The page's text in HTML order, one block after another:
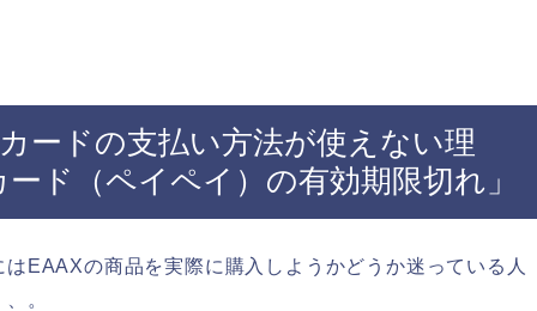
ードの支払い方法が使えない理
ド（ペイペイ）の有効期限切れ」
EAAXの商品を実際に購入しようかどうか迷っている人
。